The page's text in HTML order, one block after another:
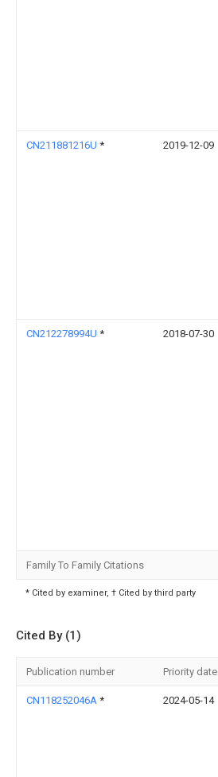
CN211881216U * 2019-12-09
CN212278994U * 2018-07-30
Family To Family Citations
* Cited by examiner, † Cited by third party
Cited By (1)
Publication number Priority date
CN118252046A * 2024-05-14